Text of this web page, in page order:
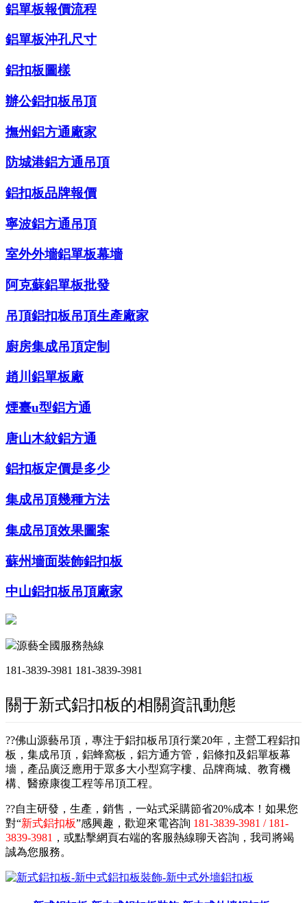
鋁單板報價流程
鋁單板沖孔尺寸
鋁扣板圖樣
辦公鋁扣板吊頂
撫州鋁方通廠家
防城港鋁方通吊頂
鋁扣板品牌報價
寧波鋁方通吊頂
室外外墻鋁單板幕墻
阿克蘇鋁單板批發
吊頂鋁扣板吊頂生產廠家
廚房集成吊頂定制
趙川鋁單板廠
煙臺u型鋁方通
唐山木紋鋁方通
鋁扣板定價是多少
集成吊頂幾種方法
集成吊頂效果圖案
蘇州墻面裝飾鋁扣板
中山鋁扣板吊頂廠家
源藝全國服務熱線
181-3839-3981 181-3839-3981
關于新式鋁扣板的相關資訊動態
??佛山源藝吊頂，專注于鋁扣板吊頂行業20年，主營工程鋁扣
板，集成吊頂，鋁蜂窩板，鋁方通方管，鋁條扣及鋁單板幕
墻，產品廣泛應用于眾多大小型寫字樓、品牌商城、教育機
構、醫療康復工程等吊頂工程。
??自主研發，生產，銷售，一站式采購節省20%成本！如果您
對“新式鋁扣板”感興趣，歡迎來電咨詢 181-3839-3981 / 181-
3839-3981 ，或點擊網頁右端的客服熱線聊天咨詢，我司將竭
誠為您服務。